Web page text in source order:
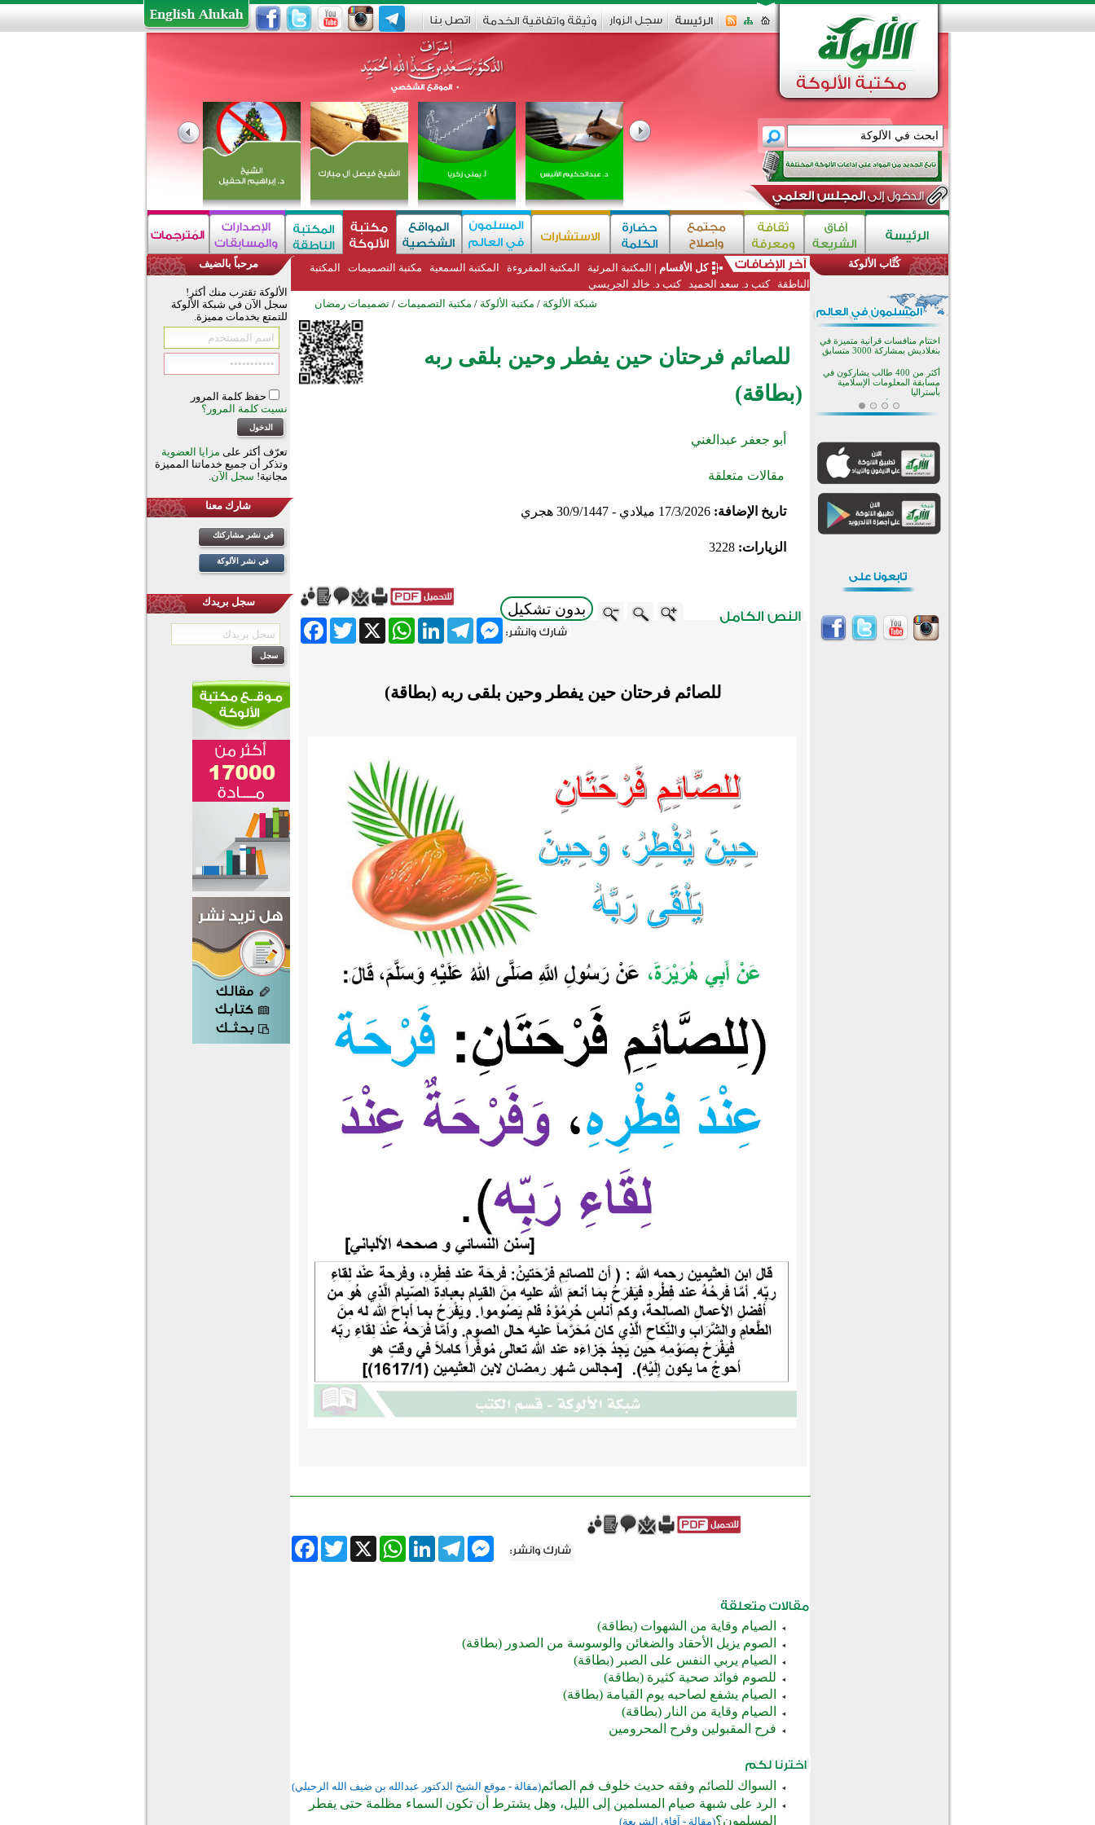
كل الأقسام | المكتبة المرئية المكتبة المقروءة المكتبة السمعية مكتبة التصميمات
المكتبة
الناطقة كتب د. سعد الحميد
كتب د. خالد الجريسي
شبكة الألوكة / مكتبة الألوكة / مكتبة التصميمات / تصميمات رمضان
للصائم فرحتان حين يفطر وحين بلقى ربه
(بطاقة)
أبو جعفر عبدالغني
مقالات متعلقة
تاريخ الإضافة:17/3/2026 ميلادي - 30/9/1447 هجري
الزيارات:3228
بدون تشكيل
FacebookTwitter X
WhatsAppLinkedInTelegram
Messenger
للصائم فرحتان حين يفطر وحين بلقى ربه (بطاقة)
FacebookTwitter X
WhatsAppLinkedInTelegram
Messenger
الصيام وقاية من الشهوات (بطاقة)
الصوم يزيل الأحقاد والضغائن والوسوسة من الصدور (بطاقة)
الصيام يربي النفس على الصبر (بطاقة)
للصوم فوائد صحية كثيرة (بطاقة)
الصيام يشفع لصاحبه يوم القيامة (بطاقة)
الصيام وقاية من النار (بطاقة)
فرح المقبولين وفرح المحرومين
السواك للصائم وفقه حديث خلوف فم الصائم(مقالة - موقع الشيخ الدكتور عبدالله بن ضيف الله الرحيلي)
الرد على شبهة صيام المسلمين إلى الليل، وهل يشترط أن تكون السماء مظلمة حتى يفطر
المسلمون؟(مقالة - آفاق الشريعة)
مرحباً بالضيف
الألوكة تقترب منك أكثر!
سجل الآن في شبكة الألوكة
للتمتع بخدمات مميزة.
حفظ كلمة المرور
نسيت كلمة المرور؟
تعرّف أكثر على مزايا العضوية
وتذكر أن جميع خدماتنا المميزة
مجانية! سجل الآن.
شارك معنا
في نشر مشاركتك
في نشر الألوكة
سجل بريدك
كُتَّاب الألوكة
اختتام الدورة التاسعة لمسابقة حفظ
تيسليتش تختتم برنامجا تعليميا لتعزيز
القيم وبناء الشخصية للشباب
المسلمين
اختتام منافسات قرآنية متميزة في
بنغلاديش بمشاركة 3000 متسابق
أكثر من 400 طالب يشاركون في
مسابقة المعلومات الإسلامية
بأستراليا
افتتاح تاريخي لأول مسجد في بلييفليا
بالجبل الأسود منذ أكثر من قرن
مسجد جديد في أجواء إيمانية مميزة
أكبر مشروع إسلامي في ريف
أستراليا يفتتح أبوابه بعد سنوات من
القرآن والتربية في صدارة البرامج
الصيفية للمسلمين في بينزا
وساراتوف وموردوفيا هذا العام
اختتام الدورة التاسعة لمسابقة حفظ
القيم وبناء الشخصية للشباب
المسلمين
أكثر من 400 طالب يشاركون في
مسابقة المعلومات الإسلامية